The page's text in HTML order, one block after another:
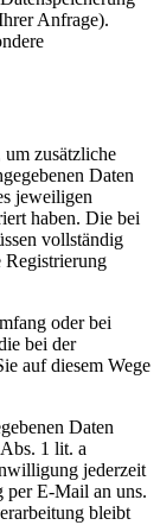
Anfrage).
um zusätzliche
Daten
jeweiligen
haben. Die bei
vollständig
Registrierung
oder bei
bei der
auf diesem Wege
Daten
1 lit. a
jederzeit
E-Mail an uns.
bleibt